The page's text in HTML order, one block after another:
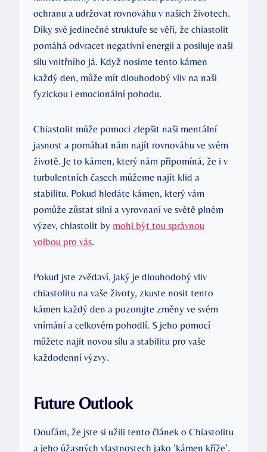
ochranu a udržovat rovnováhu v našich životech.
Díky své jedinečné struktuře se věří, že chiastolit
pomáhá odvracet negativní energii a posiluje naši
sílu vnitřního já. Když nosíme tento kámen
každý den, může mít dlouhodobý vliv na naši
fyzickou i emocionální pohodu.
Chiastolit může pomoci zlepšit naši mentální
jasnost a pomáhat nám najít rovnováhu ve svém
životě. Je to kámen, který nám připomíná, že i v
turbulentních časech můžeme najít klid a
stabilitu. Pokud hledáte kámen, který vám
pomůže zůstat silní a vyrovnaní ve světě plném
výzev, chiastolit by mohl být tou správnou
volbou pro vás.
Pokud jste zvědaví, jaký je dlouhodobý vliv
chiastolitu na vaše životy, zkuste nosit tento
kámen každý den a pozorujte změny ve svém
vnímání a celkovém pohodlí. S jeho pomocí
můžete najít novou sílu a stabilitu pro vaše
každodenní výzvy.
Future Outlook
Doufám, že jste si užili tento článek o Chiastolitu
a jeho úžasných vlastnostech jako ’kámen kříže’.